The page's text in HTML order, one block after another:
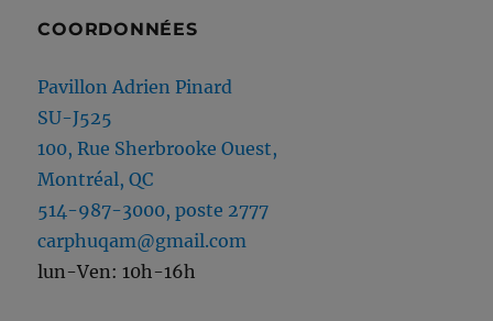
COORDONNÉES
Pavillon Adrien Pinard
SU-J525
100, Rue Sherbrooke Ouest,
Montréal, QC
514-987-3000, poste 2777
carphuqam@gmail.com
lun-Ven: 10h-16h